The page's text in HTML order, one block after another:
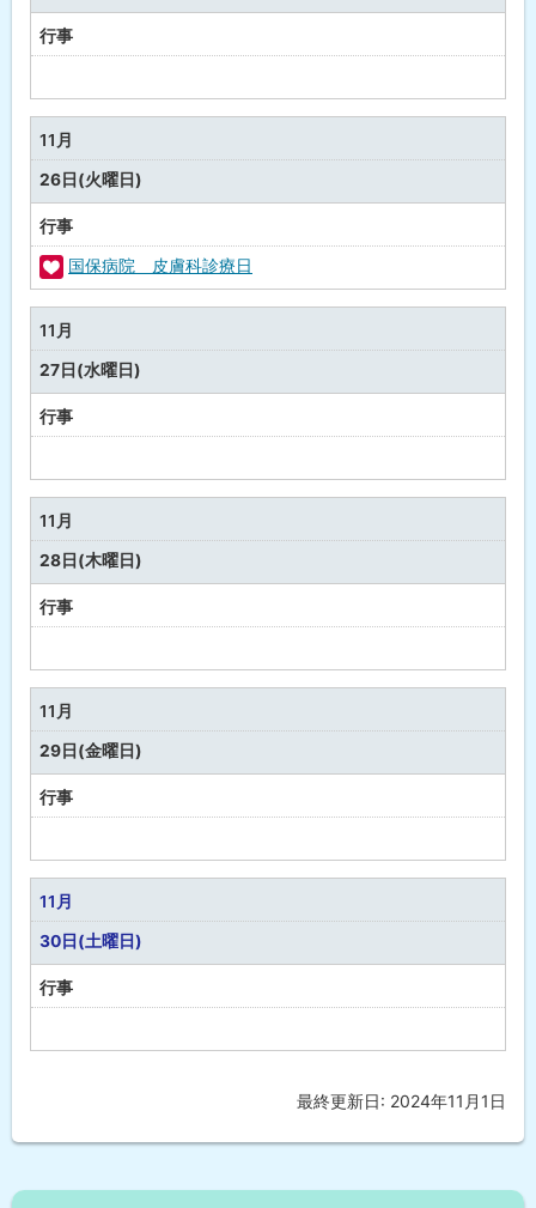
行事
定
な
し
11月
26日(火曜日)
行事
福
祉
・
健
康
国保病院 皮膚科診療日
11月
27日(水曜日)
行事
定
な
し
11月
28日(木曜日)
行事
定
な
し
11月
29日(金曜日)
行事
定
な
し
11月
30日(土曜日)
行事
定
に
最終更新日: 2024年11月1日